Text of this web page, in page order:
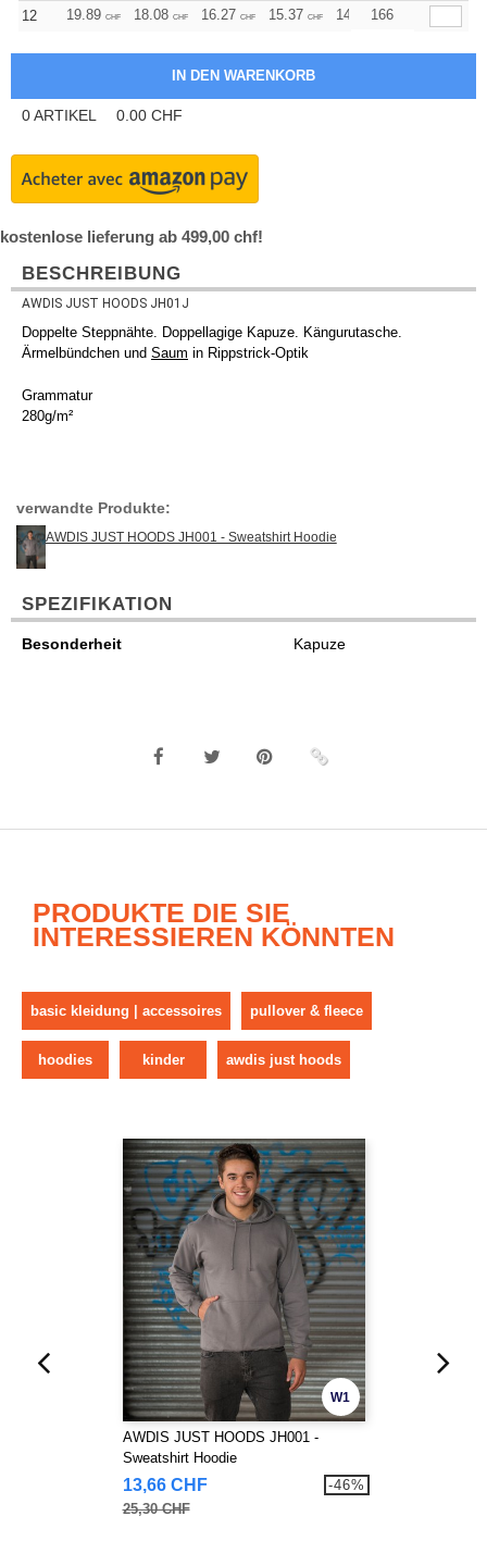
12
19.89 CHF 18.08 CHF 16.27 CHF 15.37 CHF 14.46 CHF
166
0ARTIKEL 0.00 CHF
kostenlose lieferung ab 499,00 chf!
BESCHREIBUNG
AWDIS JUST HOODS JH01J
Doppelte Steppnähte. Doppellagige Kapuze. Kängurutasche.
Ärmelbündchen und Saum in Rippstrick-Optik
Grammatur
280g/m²
verwandte Produkte:
AWDIS JUST HOODS JH001 - Sweatshirt Hoodie
SPEZIFIKATION
Besonderheit Kapuze
PRODUKTE DIE SIE
INTERESSIEREN KÖNNTEN
basic kleidung | accessoires pullover & fleece
hoodies kinder awdis just hoods
W1
AWDIS JUST HOODS JH001 -
Sweatshirt Hoodie
13,66 CHF
25,30 CHF
-46%